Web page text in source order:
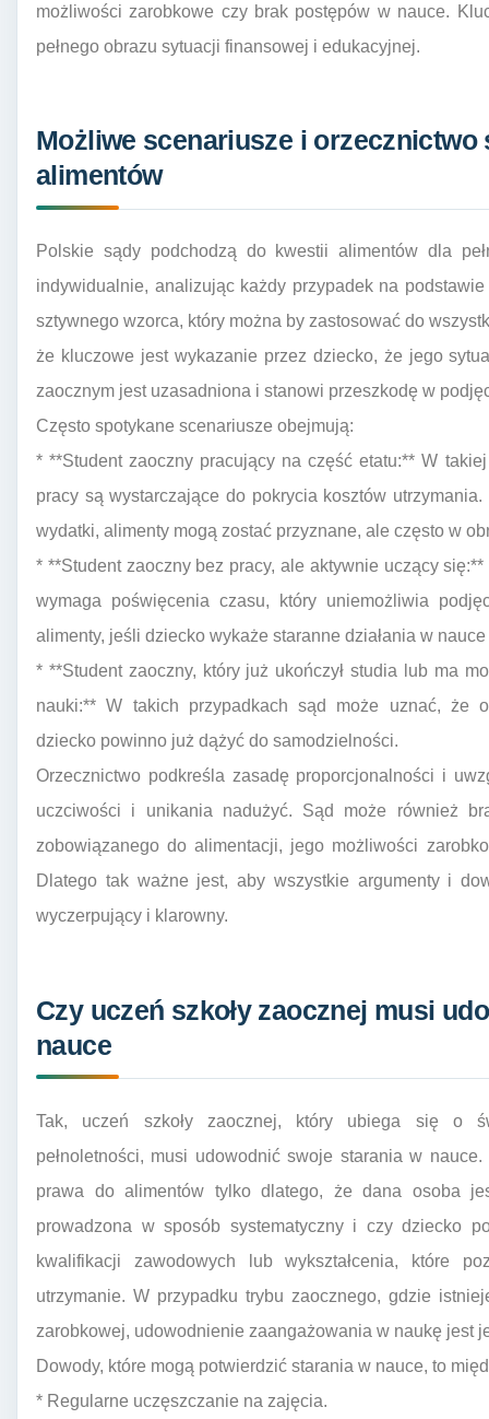
możliwości zarobkowe czy brak postępów w nauce.
pełnego obrazu sytuacji finansowej i edukacyjnej.
Możliwe scenariusze i orzecznictwo
alimentów
Polskie sądy podchodzą do kwestii alimentów dla
indywidualnie, analizując każdy przypadek na
sztywnego wzorca, który można by zastosować do
że kluczowe jest wykazanie przez dziecko, że jego
zaocznym jest uzasadniona i stanowi przeszkodę w
Często spotykane scenariusze obejmują:
* **Student zaoczny pracujący na część etatu:** W
pracy są wystarczające do pokrycia kosztów
wydatki, alimenty mogą zostać przyznane, ale często w
* **Student zaoczny bez pracy, ale aktywnie uczący
wymaga poświęcenia czasu, który uniemożliwia
alimenty, jeśli dziecko wykaże staranne działania w
* **Student zaoczny, który już ukończył studia lub ma
nauki:** W takich przypadkach sąd może uznać, że
dziecko powinno już dążyć do samodzielności.
Orzecznictwo podkreśla zasadę proporcjonalności i
uczciwości i unikania nadużyć. Sąd może również
zobowiązanego do alimentacji, jego możliwości
Dlatego tak ważne jest, aby wszystkie argumenty i
wyczerpujący i klarowny.
Czy uczeń szkoły zaocznej musi
nauce
Tak, uczeń szkoły zaocznej, który ubiega się o
pełnoletności, musi udowodnić swoje starania w
prawa do alimentów tylko dlatego, że dana osoba
prowadzona w sposób systematyczny i czy dziecko
kwalifikacji zawodowych lub wykształcenia, które
utrzymanie. W przypadku trybu zaocznego, gdzie
zarobkowej, udowodnienie zaangażowania w naukę jest
Dowody, które mogą potwierdzić starania w nauce, to
* Regularne uczęszczanie na zajęcia.